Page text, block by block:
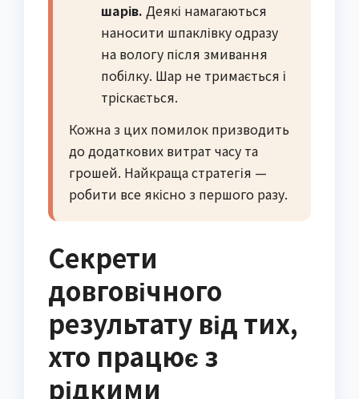
шарів. Деякі намагаються
наносити шпаклівку одразу
на вологу після змивання
побілку. Шар не тримається і
тріскається.
Кожна з цих помилок призводить
до додаткових витрат часу та
грошей. Найкраща стратегія —
робити все якісно з першого разу.
Секрети
довговічного
результату від тих,
хто працює з
рідкими